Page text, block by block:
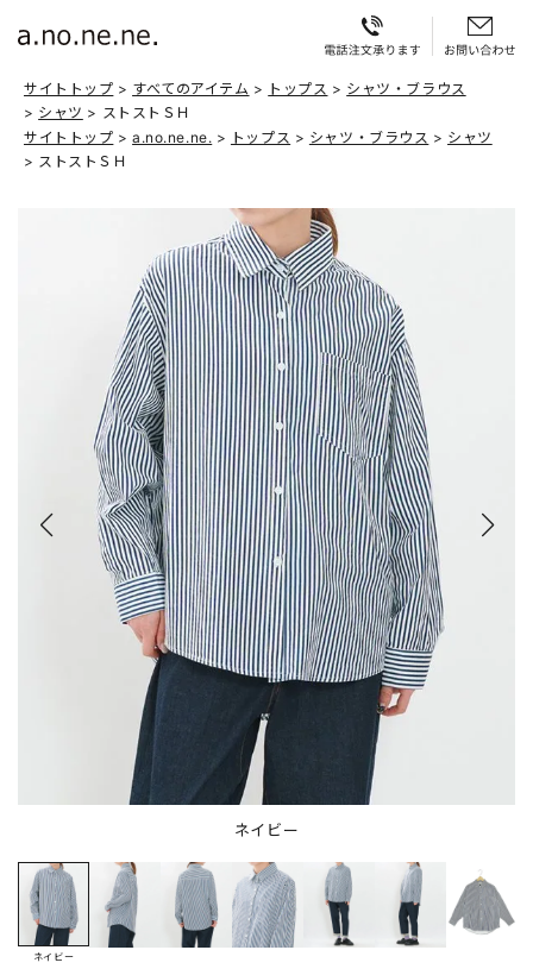
サイトトップ すべてのアイテム トップス
シャツ・ブラウス
シャツ
ストストＳＨ
サイトトップ
a.no.ne.ne. トップス シャツ・ブラウス
シャツ
ストストＳＨ
ネイビー
ネイビー